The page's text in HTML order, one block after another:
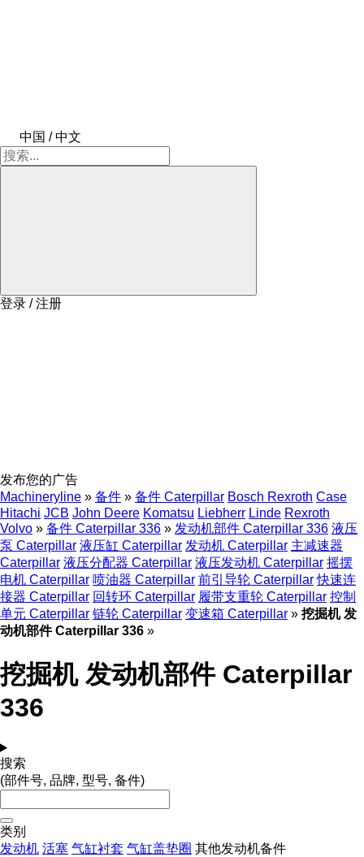
中国 / 中文
登录 / 注册
发布您的广告
Machineryline » 备件 » 备件 Caterpillar Bosch Rexroth Case
Hitachi JCB John Deere Komatsu Liebherr Linde Rexroth
Volvo » 备件 Caterpillar 336 » 发动机部件 Caterpillar 336 液压
泵 Caterpillar 液压缸 Caterpillar 发动机 Caterpillar 主减速器
Caterpillar 液压分配器 Caterpillar 液压发动机 Caterpillar 摇摆
电机 Caterpillar 喷油器 Caterpillar 前引导轮 Caterpillar 快速连
接器 Caterpillar 回转环 Caterpillar 履带支重轮 Caterpillar 控制
单元 Caterpillar 链轮 Caterpillar 变速箱 Caterpillar » 挖掘机 发
动机部件 Caterpillar 336 »
挖掘机 发动机部件 Caterpillar
336
搜索
(部件号, 品牌, 型号, 备件)
类别
发动机 活塞 气缸衬套 气缸盖垫圈 其他发动机备件